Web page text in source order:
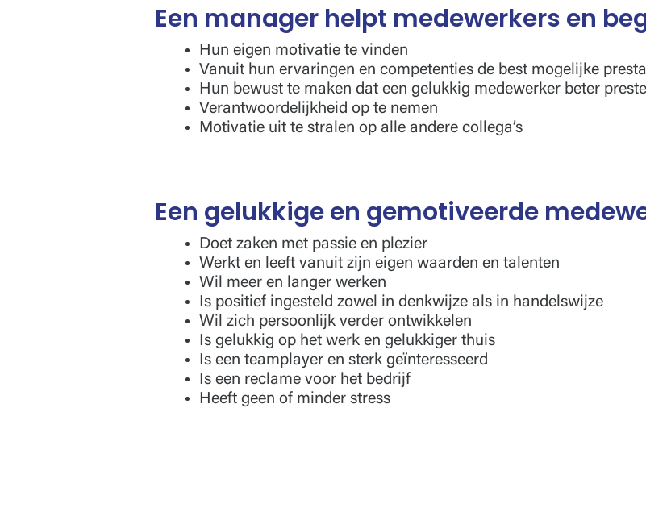
Een manager helpt medewerkers en
Hun eigen motivatie te vinden
Vanuit hun ervaringen en competenties de best mogelijke
Hun bewust te maken dat een gelukkig medewerker beter
Verantwoordelijkheid op te nemen
Motivatie uit te stralen op alle andere collega’s
Een gelukkige en gemotiveerde
Doet zaken met passie en plezier
Werkt en leeft vanuit zijn eigen waarden en talenten
Wil meer en langer werken
Is positief ingesteld zowel in denkwijze als in handelswijze
Wil zich persoonlijk verder ontwikkelen
Is gelukkig op het werk en gelukkiger thuis
Is een teamplayer en sterk geïnteresseerd
Is een reclame voor het bedrijf
Heeft geen of minder stress